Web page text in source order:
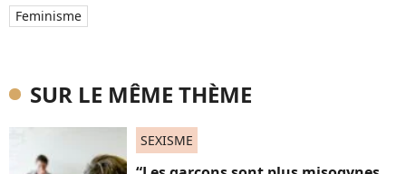
Feminisme
SUR LE MÊME THÈME
SEXISME